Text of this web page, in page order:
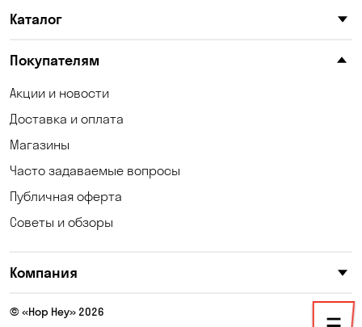
Клинцы
Корсунцы
Коцюбинское
Кривой Рог
Кропивницкий
Каталог
Покупателям
Акции и новости
Доставка и оплата
Магазины
Часто задаваемые вопросы
Публичная оферта
Советы и обзоры
Компания
© «Hop Hey» 2026